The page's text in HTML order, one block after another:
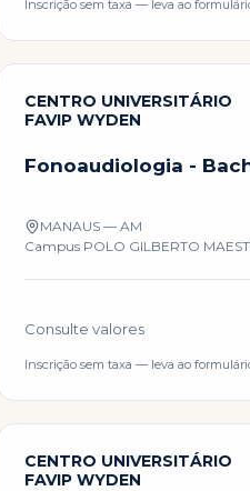
Inscrição sem taxa — leva ao
CENTRO UNIVERSITÁRIO
FAVIP WYDEN
Fonoaudiologia -
MANAUS — AM
Campus POLO GILBERTO
Consulte valores
Inscrição sem taxa — leva ao
CENTRO UNIVERSITÁRIO
FAVIP WYDEN